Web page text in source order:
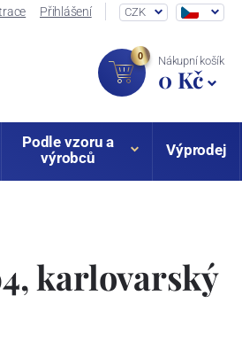
Přihlášení CZK
0 Nákupní košík
0 Kč
Podle vzoru a
výrobců
Výprodej
karlovarský